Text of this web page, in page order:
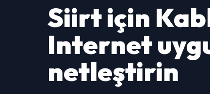
Siirt için
Internet
netleştirin